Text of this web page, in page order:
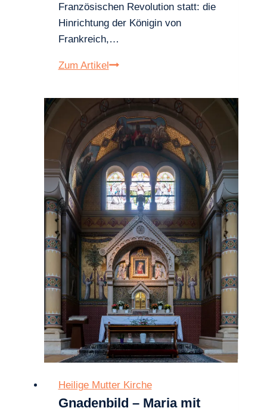
Französischen Revolution statt: die
Hinrichtung der Königin von
Frankreich,…
Zum ArtikelQuis
Virgo
?
Heilige Mutter Kirche
Gnadenbild – Maria mit